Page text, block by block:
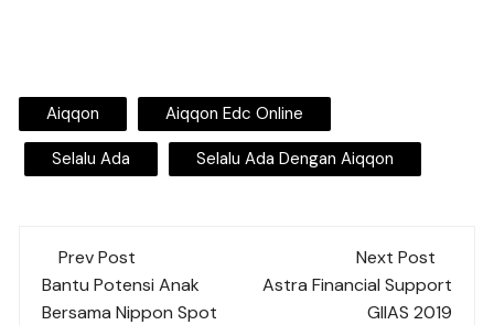
Aiqqon Aiqqon Edc Online
Selalu Ada Selalu Ada Dengan Aiqqon
Post
navigation
Prev Post
Bantu Potensi Anak
Bersama Nippon Spot
Next Post
Astra Financial Support
GIIAS 2019